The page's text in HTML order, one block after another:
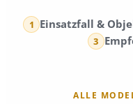
1 Einsatzfall &
3
ALLE